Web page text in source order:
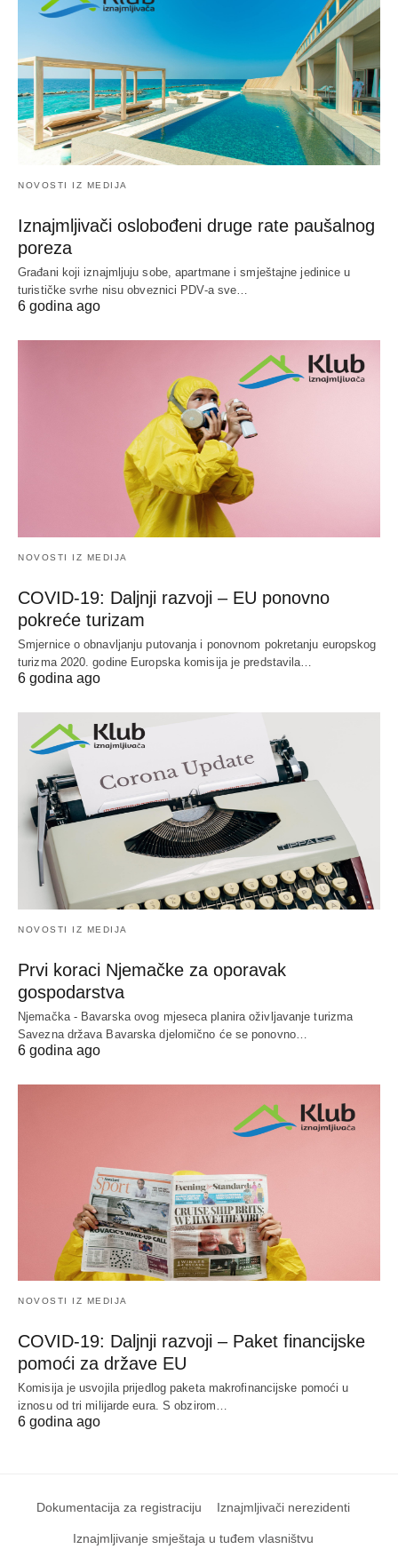
NOVOSTI IZ MEDIJA
Iznajmljivači oslobođeni druge rate paušalnog
poreza
Građani koji iznajmljuju sobe, apartmane i smještajne jedinice u
turističke svrhe nisu obveznici PDV-a sve…
6 godina ago
NOVOSTI IZ MEDIJA
COVID-19: Daljnji razvoji – EU ponovno
pokreće turizam
Smjernice o obnavljanju putovanja i ponovnom pokretanju europskog
turizma 2020. godine Europska komisija je predstavila…
6 godina ago
NOVOSTI IZ MEDIJA
Prvi koraci Njemačke za oporavak
gospodarstva
Njemačka - Bavarska ovog mjeseca planira oživljavanje turizma
Savezna država Bavarska djelomično će se ponovno…
6 godina ago
NOVOSTI IZ MEDIJA
COVID-19: Daljnji razvoji – Paket financijske
pomoći za države EU
Komisija je usvojila prijedlog paketa makrofinancijske pomoći u
iznosu od tri milijarde eura. S obzirom…
6 godina ago
Dokumentacija za registraciju Iznajmljivači nerezidenti
Iznajmljivanje smještaja u tuđem vlasništvu